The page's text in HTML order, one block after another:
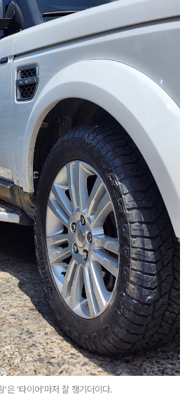
'은 '타이어'마저 잘 챙기더이다.